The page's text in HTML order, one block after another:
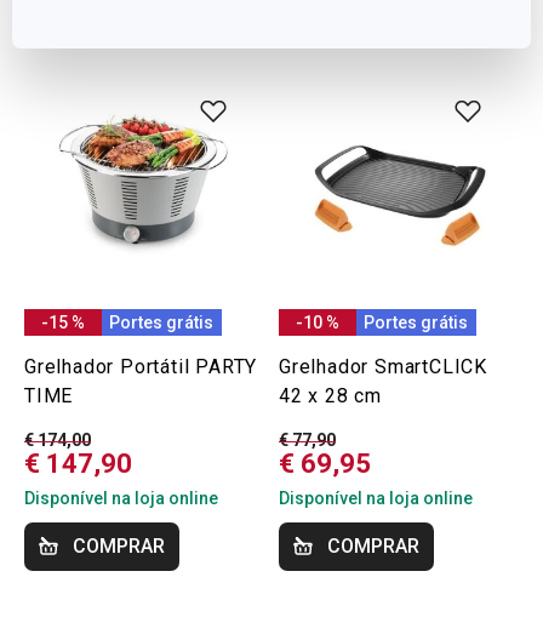
-15 % Portes grátis
Grelhador Portátil PARTY
TIME
€ 174,00
€ 147,90
Disponível na loja online
COMPRAR
-10 % Portes grátis
Grelhador SmartCLICK
42 x 28 cm
€ 77,90
€ 69,95
Disponível na loja online
COMPRAR